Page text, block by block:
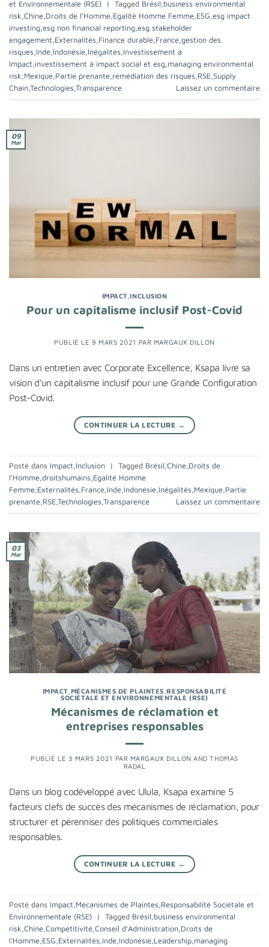
et Environnementale (RSE) | Tagged Brésil,business environmental
risk,Chine,Droits de l’Homme,Egalité Homme Femme,ESG,esg impact
investing,esg non financial reporting,esg stakeholder
engagement,Externalités,Finance durable,France,gestion des
risques,Inde,Indonésie,Inégalités,Investissement à
Impact,investissement à impact social et esg,managing environmental
risk,Mexique,Partie prenante,remédiation des risques,RSE,Supply
Chain,Technologies,Transparence Laissez un commentaire
09
Mar
IMPACT,INCLUSION
Pour un capitalisme inclusif Post-Covid
PUBLIÉ LE 9 MARS 2021 PAR MARGAUX DILLON
Dans un entretien avec Corporate Excellence, Ksapa livre sa
vision d’un capitalisme inclusif pour une Grande Configuration
Post-Covid.
CONTINUER LA LECTURE →
Posté dans Impact,Inclusion | Tagged Brésil,Chine,Droits de
l’Homme,droitshumains,Egalité Homme
Femme,Externalités,France,Inde,Indonésie,Inégalités,Mexique,Partie
prenante,RSE,Technologies,Transparence Laissez un commentaire
03
Mar
IMPACT MÉCANISMES DE PLAINTES ,RESPONSABILITÉ
SOCIÉTALE ET ENVIRONNEMENTALE (RSE)
Mécanismes de réclamation et
entreprises responsables
PUBLIÉ LE 3 MARS 2021 PAR MARGAUX DILLON ANDTHOMAS
RADAL
Dans un blog codéveloppé avec Ulula, Ksapa examine 5
facteurs clefs de succès des mécanismes de réclamation, pour
structurer et pérenniser des politiques commerciales
responsables.
CONTINUER LA LECTURE →
Posté dans Impact Mécanismes de Plaintes Responsabilité Sociétale et
Environnementale (RSE)
| Tagged Brésil business environmental
risk Chine Compétitivité Conseil d’Administration Droits de
l’Homme ESG Externalités Inde Indonésie Leadership managing